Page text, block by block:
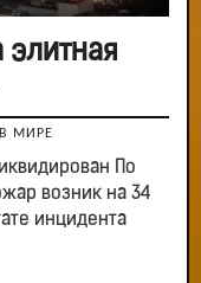
элитная
В МИРЕ
По
возник на 34
инцидента